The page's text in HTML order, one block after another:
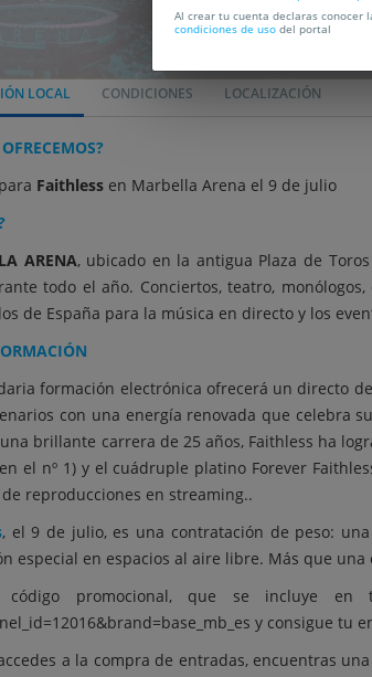
LOCAL CONDICIONES LOCALIZACIÓN
Faithless en Marbella Arena el 9 de julio
ARENA, ubicado en la antigua Plaza de
todo el año. Conciertos, teatro,
de España para la música en directo y los
formación electrónica ofrecerá un directo
con una energía renovada que celebra
brillante carrera de 25 años, Faithless ha
el nº 1) y el cuádruple platino Forever
reproducciones en streaming..
, el 9 de julio, es una contratación de peso:
especial en espacios al aire libre. Más que
promocional, que se incluye
y consigue tu
a la compra de entradas, encuentras
Al crear tu cuenta declaras conocer
condiciones de uso del portal